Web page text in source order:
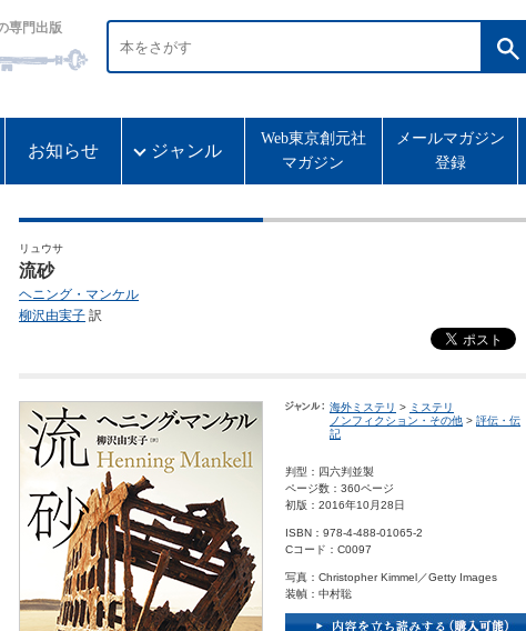
専門出版
お知らせ ジャンル
Web東京創元社
マガジン
メールマガジン
登録
リュウサ
流砂
ヘニング・マンケル
柳沢由実子 訳
海外ミステリ > ミステリ
ノンフィクション・その他 > 評伝・伝
記
判型：四六判並製
ページ数：360ページ
初版：2016年10月28日
ISBN：978-4-488-01065-2
Cコード：C0097
写真：Christopher Kimmel／Getty Images
装幀：中村聡